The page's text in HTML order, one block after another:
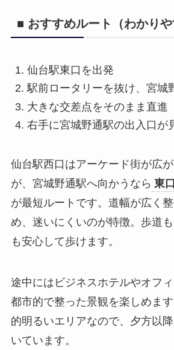
■ おすすめルート（わかりや
仙台駅東口を出発
駅前ロータリーを抜け、宮城
大きな交差点をそのまま直進
右手に宮城野通駅の出入口が
仙台駅西口はアーケード街が広
が、宮城野通駅へ向かうなら 東
が最短ルートです。道幅が広く
め、迷いにくいのが特徴。歩道
も安心して歩けます。
途中にはビジネスホテルやオフィ
都市的で整った景観を楽しめま
的明るいエリアなので、夕方以
いています。